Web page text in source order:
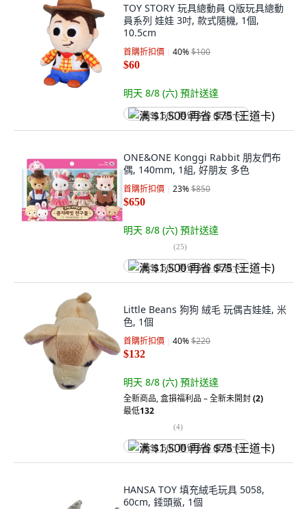
TOY STORY 玩具總動員 Q版玩具總動
員系列 娃娃 3吋, 款式隨機, 1個,
10.5cm
首購折扣價 40%$100
$60
明天 8/8 (六) 預計送達
满 $1,500 再省 $75 (王道卡)
ONE&ONE Konggi Rabbit 朋友們布
偶, 140mm, 1組, 好朋友 多色
首購折扣價 23%$850
$650
明天 8/8 (六) 預計送達
(25)
满 $1,500 再省 $75 (王道卡)
Little Beans 狗狗 絨毛 玩偶吉娃娃, 米
色, 1個
首購折扣價 40%$220
$132
明天 8/8 (六) 預計送達
全新商品,盒損福利品 – 全新未開封(2)
最低132
(4)
满 $1,500 再省 $75 (王道卡)
HANSA TOY 填充絨毛玩具 5058,
60cm, 錘頭鯊, 1個